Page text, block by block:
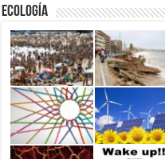
Ecología